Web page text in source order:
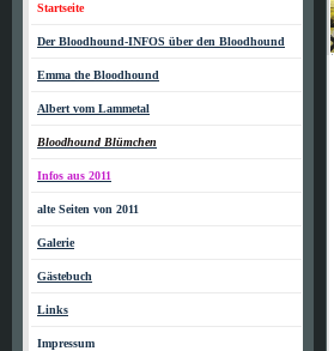
Startseite
Der Bloodhound-INFOS über den Bloodhound
Emma the Bloodhound
Albert vom Lammetal
Bloodhound Blümchen
Infos aus 2011
alte Seiten von 2011
Galerie
Gästebuch
Links
Impressum